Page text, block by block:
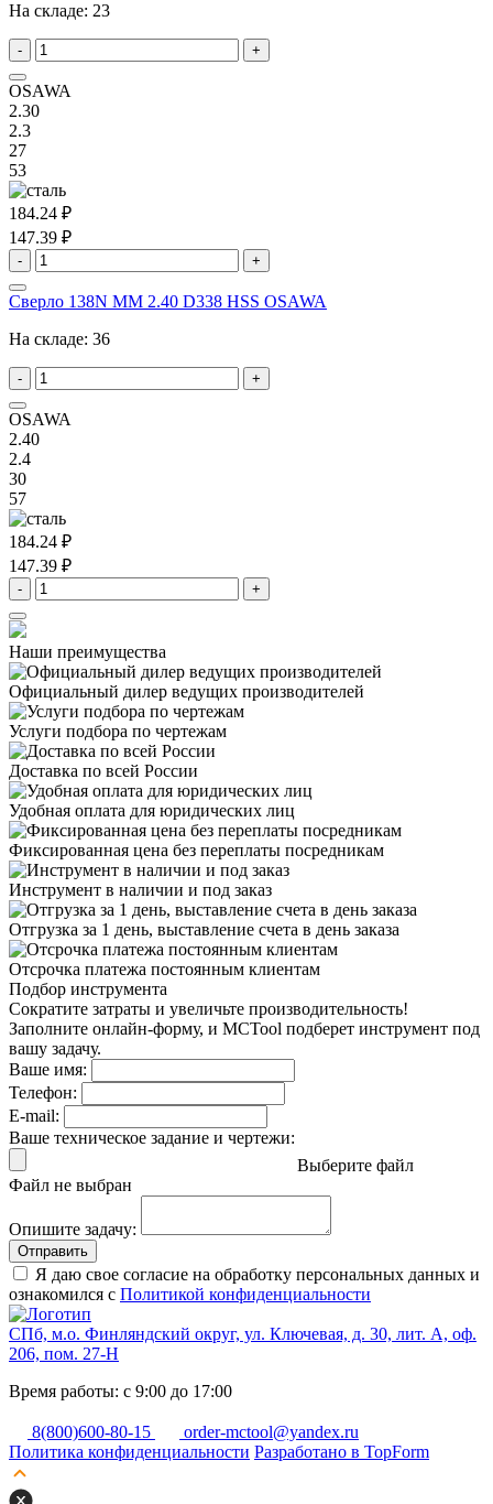
На складе: 23
- +
OSAWA
2.30
2.3
27
53
184.24 ₽
147.39 ₽
- +
Сверло 138N MM 2.40 D338 HSS OSAWA
На складе: 36
- +
OSAWA
2.40
2.4
30
57
184.24 ₽
147.39 ₽
- +
Наши преимущества
Официальный дилер ведущих производителей
Услуги подбора по чертежам
Доставка по всей России
Удобная оплата для юридических лиц
Фиксированная цена без переплаты посредникам
Инструмент в наличии и под заказ
Отгрузка за 1 день, выставление счета в день заказа
Отсрочка платежа постоянным клиентам
Подбор инструмента
Сократите затраты и увеличьте производительность!
Заполните онлайн-форму, и MCTool подберет инструмент под
вашу задачу.
Ваше имя:
Телефон:
E-mail:
Ваше техническое задание и чертежи:
Выберите файл
Файл не выбран
Опишите задачу:
Отправить
Я даю свое согласие на обработку персональных данных и
ознакомился с Политикой конфиденциальности
СПб, м.о. Финляндский округ, ул. Ключевая, д. 30, лит. А, оф.
206, пом. 27-Н
Время работы: с 9:00 до 17:00
8(800)600-80-15
order-mctool@yandex.ru
Политика конфиденциальности Разработано в TopForm